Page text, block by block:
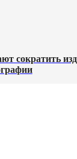
сократить